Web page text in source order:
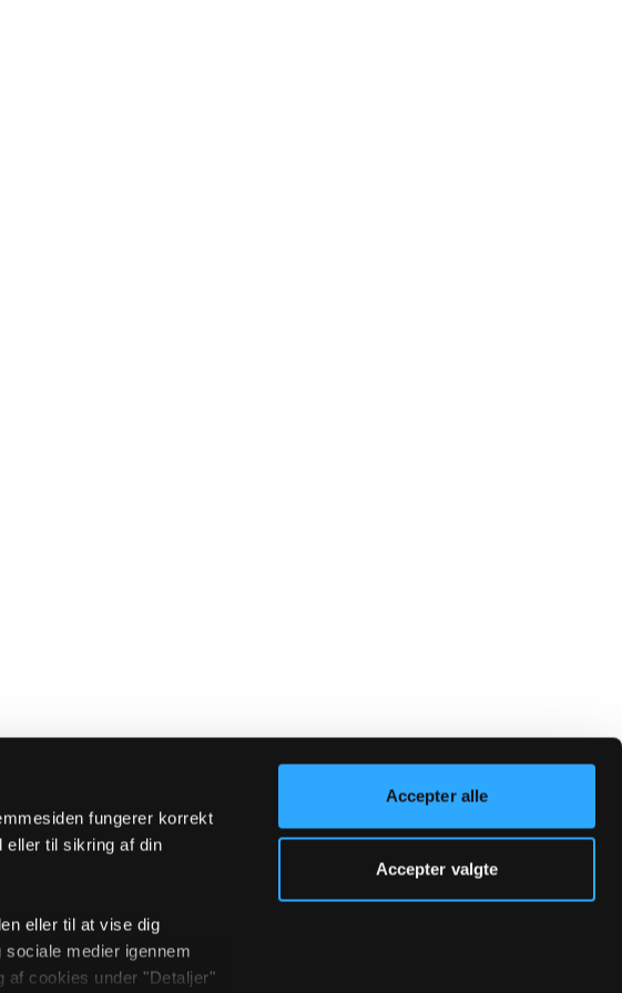
fungerer korrekt
eller til sikring af din
eller til at vise dig
medier igennem
cookies under "Detaljer"
Accepter alle
Accepter valgte